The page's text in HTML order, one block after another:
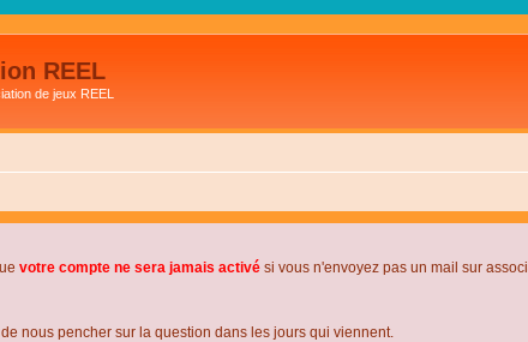
REEL
de jeux REEL
votre compte ne sera jamais activé si vous n'envoyez pas un mail sur
nous pencher sur la question dans les jours qui viennent.